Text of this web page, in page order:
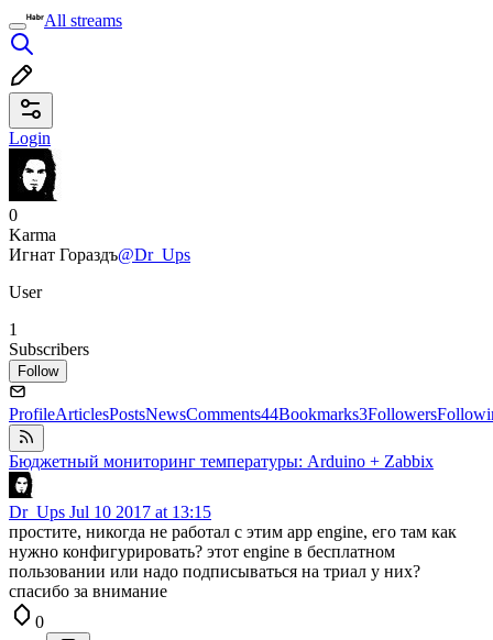
All streams
Login
0
Karma
Игнат Гораздъ@Dr_Ups
User
1
Subscribers
Follow
ProfileArticlesPostsNewsComments44Bookmarks3Followers
Бюджетный мониторинг температуры: Arduino + Zabbix
Dr_Ups Jul 10 2017 at 13:15
простите, никогда не работал с этим app engine, его там как
нужно конфигурировать? этот engine в бесплатном
пользовании или надо подписываться на триал у них?
спасибо за внимание
0